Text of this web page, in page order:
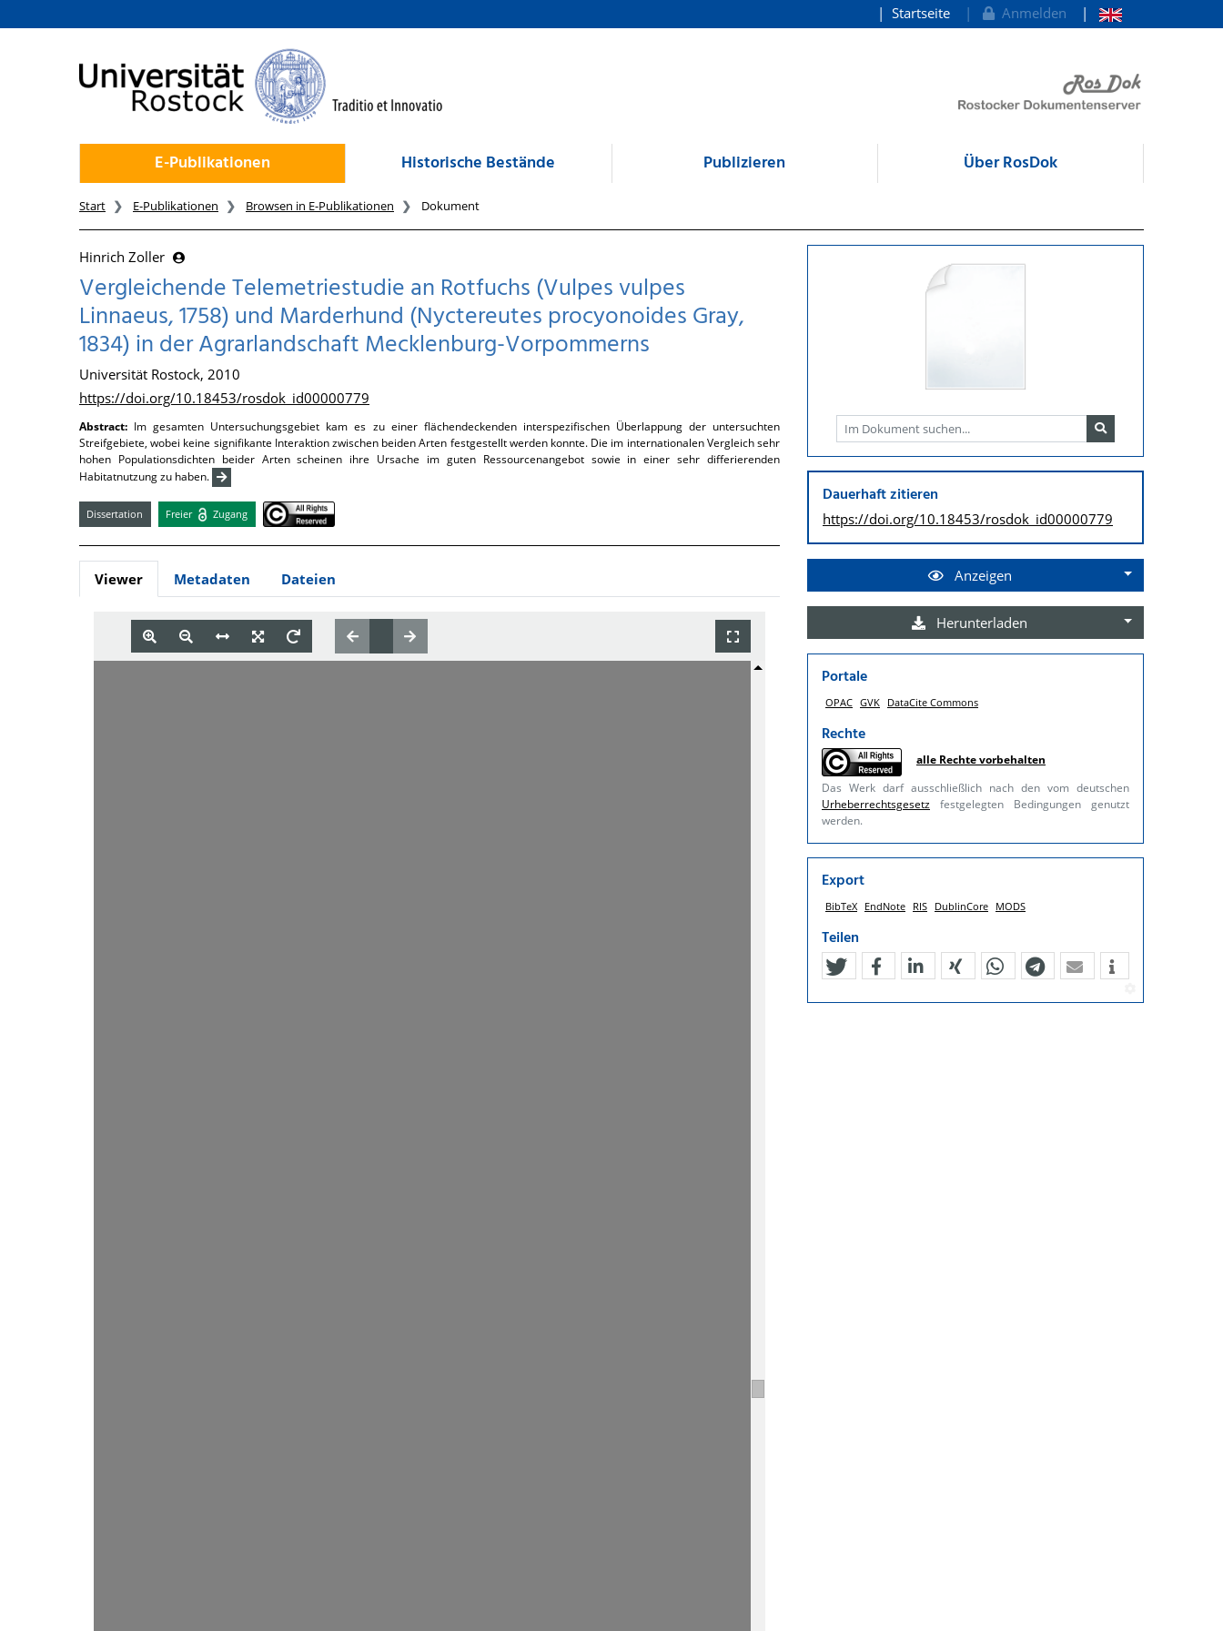
zum Inhalt
Startseite Anmelden
E-Publikationen Historische Bestände Publizieren Über RosDok
Start E-Publikationen Browsen in E-Publikationen Dokument
Hinrich Zoller
Vergleichende Telemetriestudie an Rotfuchs (Vulpes vulpes
Linnaeus, 1758) und Marderhund (Nyctereutes procyonoides Gray,
1834) in der Agrarlandschaft Mecklenburg-Vorpommerns
Universität Rostock, 2010
https://doi.org/10.18453/rosdok_id00000779
Abstract: Im gesamten Untersuchungsgebiet kam es zu einer flächendeckenden interspezifischen Überlappung der untersuchten
Streifgebiete, wobei keine signifikante Interaktion zwischen beiden Arten festgestellt werden konnte. Die im internationalen Vergleich sehr
hohen Populationsdichten beider Arten scheinen ihre Ursache im guten Ressourcenangebot sowie in einer sehr differierenden
Habitatnutzung zu haben.
Dissertation Freier Zugang
Viewer Metadaten Dateien
Dauerhaft zitieren
https://doi.org/10.18453/rosdok_id00000779
Anzeigen
Herunterladen
Portale
OPAC GVK DataCite Commons
Rechte
alle Rechte vorbehalten
Das Werk darf ausschließlich nach den vom deutschen
Urheberrechtsgesetz festgelegten Bedingungen genutzt
werden.
Export
BibTeX EndNote RIS DublinCore MODS
Teilen